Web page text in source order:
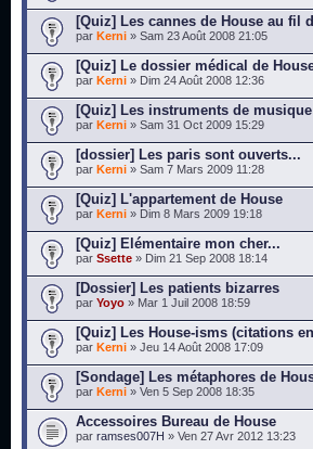
[Quiz] Les cannes de House au fil
par Kerni » Sam 23 Août 2008 21:05
[Quiz] Le dossier médical de
par Kerni » Dim 24 Août 2008 12:36
[Quiz] Les instruments de
par Kerni » Sam 31 Oct 2009 15:29
[dossier] Les paris sont ouverts...
par Kerni » Sam 7 Mars 2009 11:28
[Quiz] L'appartement de House
par Kerni » Dim 8 Mars 2009 19:18
[Quiz] Elémentaire mon cher...
par Ssette » Dim 21 Sep 2008 18:14
[Dossier] Les patients bizarres
par Yoyo » Mar 1 Juil 2008 18:59
[Quiz] Les House-isms (citations
par Kerni » Jeu 14 Août 2008 17:09
[Sondage] Les métaphores de
par Kerni » Ven 5 Sep 2008 18:35
Accessoires Bureau de House
par ramses007H » Ven 27 Avr 2012 13:23